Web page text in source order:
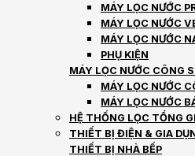
MÁY LỌC NƯỚC
MÁY LỌC NƯỚC
MÁY LỌC NƯỚC
PHỤ KIỆN
MÁY LỌC NƯỚC CÔNG
MÁY LỌC NƯỚC
MÁY LỌC NƯỚC
HỆ THỐNG LỌC TỔNG
THIẾT BỊ ĐIỆN & GIA
THIẾT BỊ NHÀ BẾP